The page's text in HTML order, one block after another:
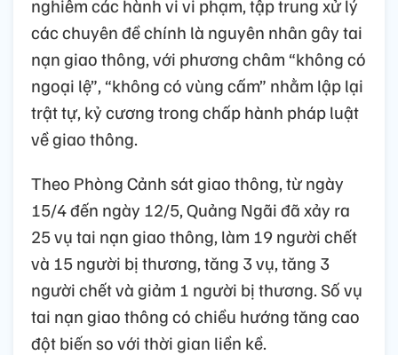
nghiêm các hành vi vi phạm, tập trung xử lý
các chuyên đề chính là nguyên nhân gây tai
nạn giao thông, với phương châm “không có
ngoại lệ”, “không có vùng cấm” nhằm lập lại
trật tự, kỷ cương trong chấp hành pháp luật
về giao thông.
Theo Phòng Cảnh sát giao thông, từ ngày
15/4 đến ngày 12/5, Quảng Ngãi đã xảy ra
25 vụ tai nạn giao thông, làm 19 người chết
và 15 người bị thương, tăng 3 vụ, tăng 3
người chết và giảm 1 người bị thương. Số vụ
tai nạn giao thông có chiều hướng tăng cao
đột biến so với thời gian liền kề.